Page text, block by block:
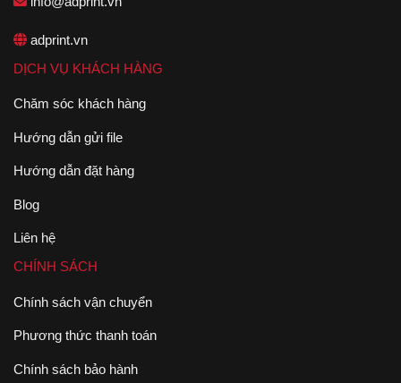
adprint.vn
DỊCH VỤ KHÁCH HÀNG
Chăm sóc khách hàng
Hướng dẫn gửi file
Hướng dẫn đặt hàng
Blog
Liên hệ
CHÍNH SÁCH
Chính sách vận chuyển
Phương thức thanh toán
Chính sách bảo hành